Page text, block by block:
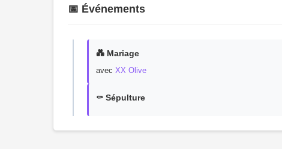
📅 Événements
💑 Mariage
avec XX Olive
⚰️ Sépulture